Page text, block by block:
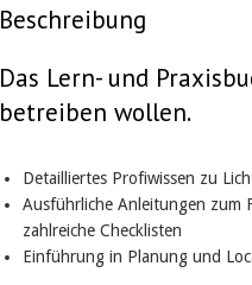
Beschreibung
Das Lern- und
betreiben wollen.
Detailliertes Profiwissen zu
Ausführliche Anleitungen zum
zahlreiche Checklisten
Einführung in Planung und